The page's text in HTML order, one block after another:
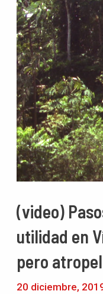
(video)
utilidad en
pero
20 diciembre,